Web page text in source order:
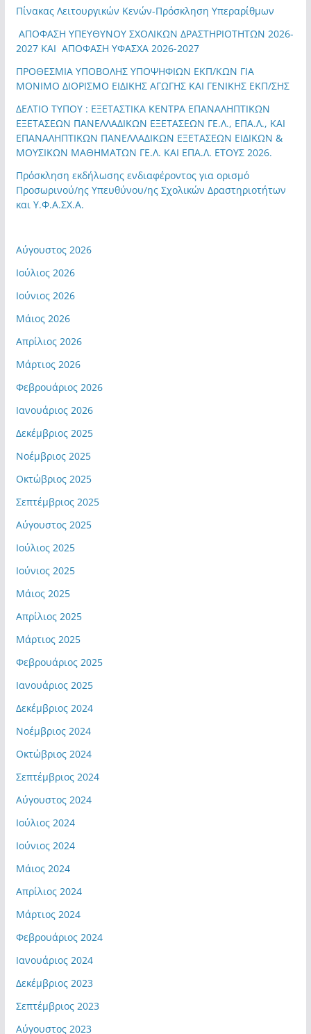
Πίνακας Λειτουργικών Κενών-Πρόσκληση Υπεραρίθμων
ΑΠΟΦΑΣΗ ΥΠΕΥΘΥΝΟΥ ΣΧΟΛΙΚΩΝ ΔΡΑΣΤΗΡΙΟΤΗΤΩΝ 2026-
2027 ΚΑΙ ΑΠΟΦΑΣΗ ΥΦΑΣΧΑ 2026-2027
ΠΡΟΘΕΣΜΙΑ ΥΠΟΒΟΛΗΣ ΥΠΟΨΗΦΙΩΝ ΕΚΠ/ΚΩΝ ΓΙΑ
ΜΟΝΙΜΟ ΔΙΟΡΙΣΜΟ ΕΙΔΙΚΗΣ ΑΓΩΓΗΣ ΚΑΙ ΓΕΝΙΚΗΣ ΕΚΠ/ΣΗΣ
ΔΕΛΤΙΟ ΤΥΠΟΥ : ΕΞΕΤΑΣΤΙΚΑ ΚΕΝΤΡΑ ΕΠΑΝΑΛΗΠΤΙΚΩΝ
ΕΞΕΤΑΣΕΩΝ ΠΑΝΕΛΛΑΔΙΚΩΝ ΕΞΕΤΑΣΕΩΝ ΓΕ.Λ., ΕΠΑ.Λ., ΚΑΙ
ΕΠΑΝΑΛΗΠΤΙΚΩΝ ΠΑΝΕΛΛΑΔΙΚΩΝ ΕΞΕΤΑΣΕΩΝ ΕΙΔΙΚΩΝ &
ΜΟΥΣΙΚΩΝ ΜΑΘΗΜΑΤΩΝ ΓΕ.Λ. ΚΑΙ ΕΠΑ.Λ. ΕΤΟΥΣ 2026.
Πρόσκληση εκδήλωσης ενδιαφέροντος για ορισμό
Προσωρινού/ης Υπευθύνου/ης Σχολικών Δραστηριοτήτων
και Υ.Φ.Α.ΣΧ.Α.
Αύγουστος 2026
Ιούλιος 2026
Ιούνιος 2026
Μάιος 2026
Απρίλιος 2026
Μάρτιος 2026
Φεβρουάριος 2026
Ιανουάριος 2026
Δεκέμβριος 2025
Νοέμβριος 2025
Οκτώβριος 2025
Σεπτέμβριος 2025
Αύγουστος 2025
Ιούλιος 2025
Ιούνιος 2025
Μάιος 2025
Απρίλιος 2025
Μάρτιος 2025
Φεβρουάριος 2025
Ιανουάριος 2025
Δεκέμβριος 2024
Νοέμβριος 2024
Οκτώβριος 2024
Σεπτέμβριος 2024
Αύγουστος 2024
Ιούλιος 2024
Ιούνιος 2024
Μάιος 2024
Απρίλιος 2024
Μάρτιος 2024
Φεβρουάριος 2024
Ιανουάριος 2024
Δεκέμβριος 2023
Σεπτέμβριος 2023
Αύγουστος 2023